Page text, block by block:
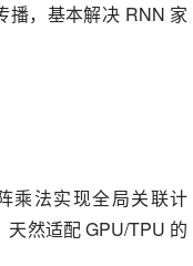
播，基本解决 RNN 家
乘法实现全局关联计
天然适配 GPU/TPU 的